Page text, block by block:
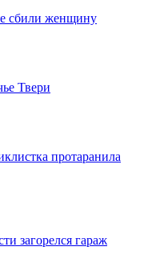
сбили женщину
Твери
протаранила
загорелся гараж